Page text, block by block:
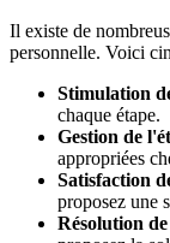
Il existe de
personnelle. Voici
Stimulation
chaque étape.
Gestion de
appropriées
Satisfaction
proposez une
Résolution